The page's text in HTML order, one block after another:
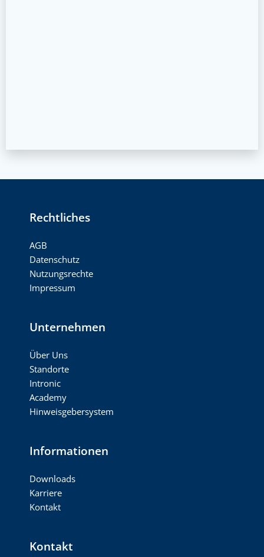
Rechtliches
AGB
Datenschutz
Nutzungsrechte
Impressum
Unternehmen
Über Uns
Standorte
Intronic
Academy
Hinweisgebersystem
Informationen
Downloads
Karriere
Kontakt
Kontakt